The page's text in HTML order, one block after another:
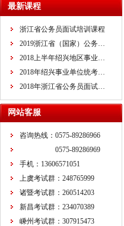
最新课程
浙江省公务员面试培训课程
2019浙江省（国家）公务…
2018上半年绍兴地区事业…
2018年绍兴事业单位统考…
2018年浙江省公务员面试…
网站客服
咨询热线：0575-89286966
0575-89286969
手机：13606571051
上虞考试群：248765999
诸暨考试群：260514203
新昌考试群：234070389
嵊州考试群：307915473